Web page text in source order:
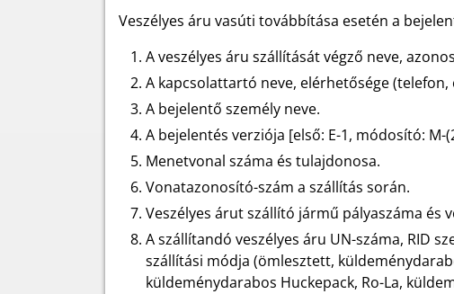
Veszélyes áru vasúti továbbítása esetén a
A veszélyes áru szállítását végző neve,
A kapcsolattartó neve, elérhetősége (telefon,
A bejelentő személy neve.
A bejelentés verziója [első: E-1, módosító: M-
Menetvonal száma és tulajdonosa.
Vonatazonosító-szám a szállítás során.
Veszélyes árut szállító jármű pályaszáma
A szállítandó veszélyes áru UN-száma, RID
szállítási módja (ömlesztett,
küldeménydarabos Huckepack, Ro-La,